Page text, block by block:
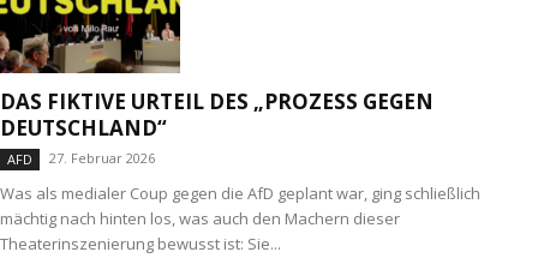
DAS FIKTIVE URTEIL DES „PROZESS GEGEN
DEUTSCHLAND“
AFD 27. Februar 2026
Was als medialer Coup gegen die AfD geplant war, ging schließlich
mächtig nach hinten los, was auch den Machern dieser
Theaterinszenierung bewusst ist: Sie...